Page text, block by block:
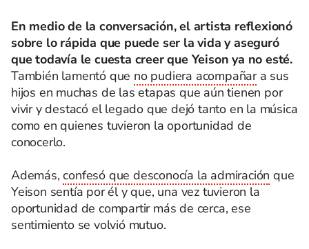
En medio de la conversación, el artista reflexionó
sobre lo rápida que puede ser la vida y aseguró
que todavía le cuesta creer que Yeison ya no esté.
También lamentó que no pudiera acompañara sus
hijos en muchas de las etapas que aún tienen por
vivir y destacó el legado que dejó tanto en la música
como en quienes tuvieron la oportunidad de
conocerlo.
Además,confesó que desconocía la admiración que
Yeison sentía por él y que, una vez tuvieron la
oportunidad de compartir más de cerca, ese
sentimiento se volvió mutuo.